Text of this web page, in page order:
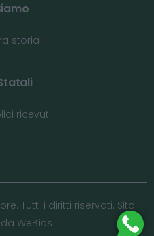
storia
ricevuti
Tutti i diritti riservati. Sito
WeBios